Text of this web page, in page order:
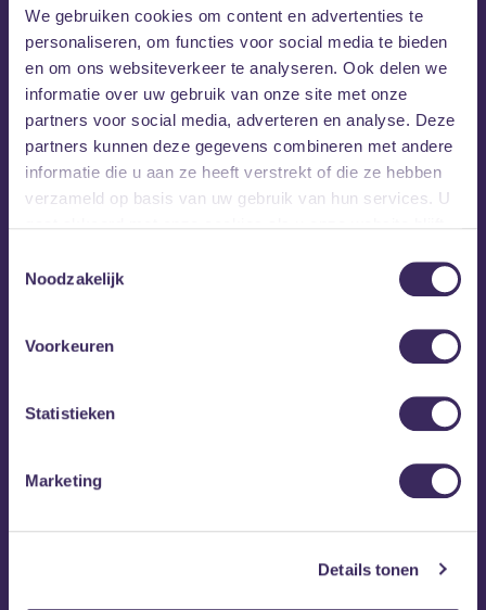
We gebruiken cookies om content en advertenties te
personaliseren, om functies voor social media te bieden
en om ons websiteverkeer te analyseren. Ook delen we
informatie over uw gebruik van onze site met onze
partners voor social media, adverteren en analyse. Deze
partners kunnen deze gegevens combineren met andere
informatie die u aan ze heeft verstrekt of die ze hebben
verzameld op basis van uw gebruik van hun services. U
Noodzakelijk
Voorkeuren
Statistieken
Marketing
Details tonen
Octopus
Octopusis een 4-koppige artrock band, rechtstreeks
uit de Nederlandse underground. Met hun energieke
verslaving, manipulatie en BDSM, weten ze het publiek
muziek met invloeden van postpunk, 60’s garage en
noiserock. Daarmee zorgt Octopus voor comfort bij